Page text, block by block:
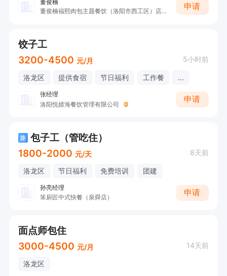
董俊楠
董俊楠福熙肉包主题餐饮（洛阳市西工区）店（个体工商户）
申请
饺子工
3200-4500 元/月 5小时前
洛龙区 提供食宿 节日福利 工作餐 ...
张经理
洛阳悦婧海餐饮管理有限公司
申请
兼 包子工（管吃住）
1800-2000 元/天 8天前
洛龙区 节日福利 免费培训 团建
孙亮经理
笨厨匠中式快餐（泉舜店）
申请
面点师包住
3000-4500 元/月 14天前
洛龙区